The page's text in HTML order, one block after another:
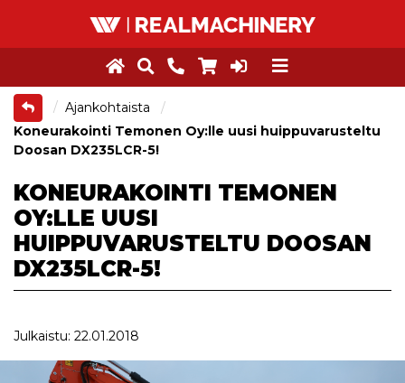
Ajankohtaista
Koneurakointi Temonen Oy:lle uusi huippuvarusteltu
Doosan DX235LCR-5!
KONEURAKOINTI TEMONEN
OY:LLE UUSI
HUIPPUVARUSTELTU DOOSAN
DX235LCR-5!
Julkaistu: 22.01.2018